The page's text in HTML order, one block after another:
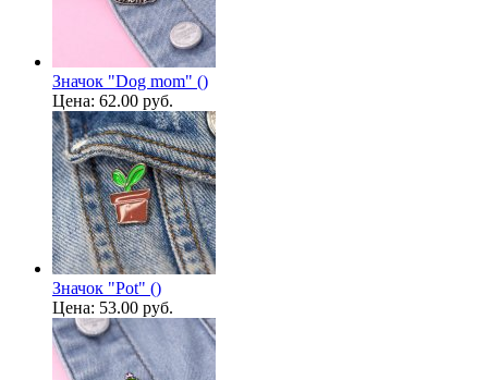
Значок "Dog mom" ()
Цена: 62.00 руб.
Значок "Pot" ()
Цена: 53.00 руб.